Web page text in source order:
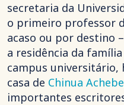
secretaria da
o primeiro professor
acaso ou por destino
a residência da
campus universitário,
casa de Chinua Achebe
importantes